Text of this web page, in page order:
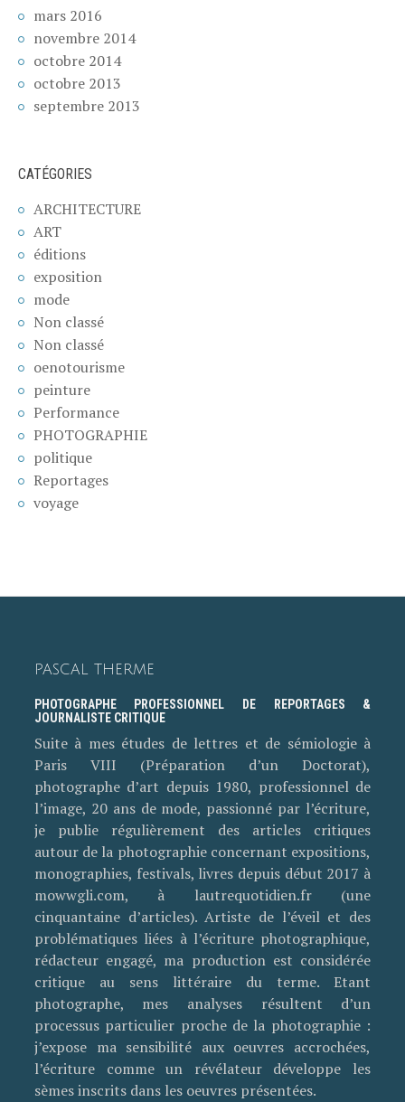
mars 2016
novembre 2014
octobre 2014
octobre 2013
septembre 2013
CATÉGORIES
ARCHITECTURE
ART
éditions
exposition
mode
Non classé
Non classé
oenotourisme
peinture
Performance
PHOTOGRAPHIE
politique
Reportages
voyage
PASCAL THERME
PHOTOGRAPHE PROFESSIONNEL DE REPORTAGES &
JOURNALISTE CRITIQUE
Suite à mes études de lettres et de sémiologie à
Paris VIII (Préparation d’un Doctorat),
photographe d’art depuis 1980, professionnel de
l’image, 20 ans de mode, passionné par l’écriture,
je publie régulièrement des articles critiques
autour de la photographie concernant expositions,
monographies, festivals, livres depuis début 2017 à
mowwgli.com, à lautrequotidien.fr (une
cinquantaine d’articles). Artiste de l’éveil et des
problématiques liées à l’écriture photographique,
rédacteur engagé, ma production est considérée
critique au sens littéraire du terme. Etant
photographe, mes analyses résultent d’un
processus particulier proche de la photographie :
j’expose ma sensibilité aux oeuvres accrochées,
l’écriture comme un révélateur développe les
sèmes inscrits dans les oeuvres présentées.